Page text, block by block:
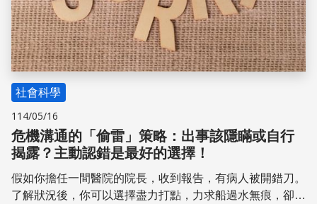
社會科學
114/05/16
危機溝通的「偷雷」策略：出事該隱瞞或自行
揭露？主動認錯是最好的選擇！
假如你擔任一間醫院的院長，收到報告，有病人被開錯刀。
了解狀況後，你可以選擇盡力打點，力求船過水無痕，卻要